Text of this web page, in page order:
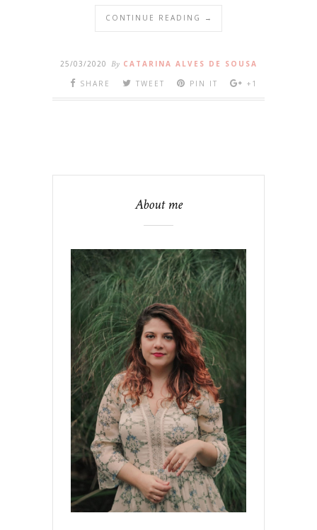
CONTINUE READING →
25/03/2020 By CATARINA ALVES DE SOUSA
SHARE
TWEET PIN IT +1
About me